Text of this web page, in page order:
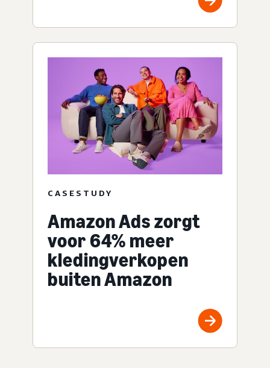
CASESTUDY
Amazon Ads zorgt
voor 64% meer
kledingverkopen
buiten Amazon